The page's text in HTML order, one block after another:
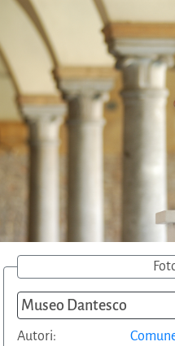
Museo Dantesco
Autori: